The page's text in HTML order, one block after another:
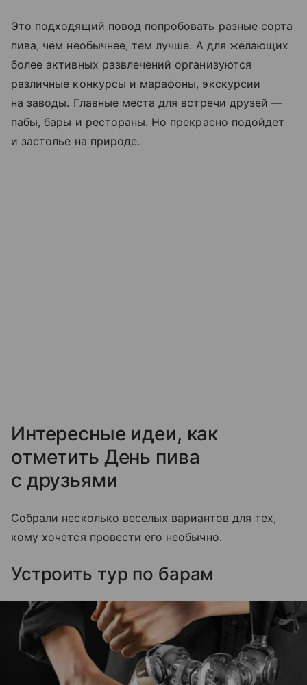
Это подходящий повод попробовать разные сорта
пива, чем необычнее, тем лучше. А для желающих
более активных развлечений организуются
различные конкурсы и марафоны, экскурсии
на заводы. Главные места для встречи друзей —
пабы, бары и рестораны. Но прекрасно подойдет
и застолье на природе.
Интересные идеи, как
отметить День пива
с друзьями
Собрали несколько веселых вариантов для тех,
кому хочется провести его необычно.
Устроить тур по барам